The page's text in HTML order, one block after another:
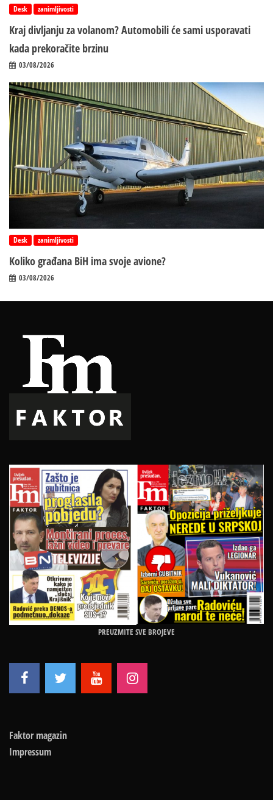
Desk zanimljivosti
Kraj divljanju za volanom? Automobili će sami usporavati
kada prekoračite brzinu
03/08/2026
Desk zanimljivosti
Koliko građana BiH ima svoje avione?
03/08/2026
PREUZMITE SVE BROJEVE
Faktor magazin
Impressum